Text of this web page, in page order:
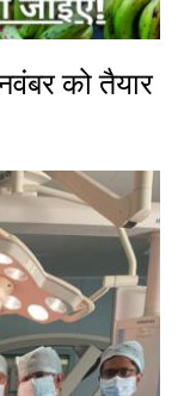
को तैयार